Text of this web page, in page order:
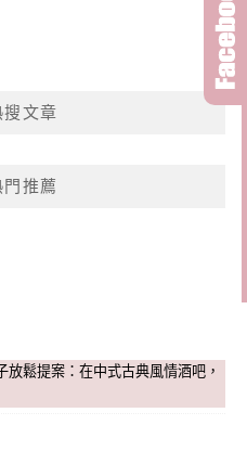
搜文章
門推薦
放鬆提案：在中式古典風情酒吧，